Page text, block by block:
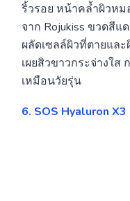
ริ้วรอย หน้าคล้ำผิวห
จาก Rojukiss ขวดสีแ
ผลัดเซลล์ผิวที่ตายแล
เผยสิวขาวกระจ่างใ
เหมือนวัยรุ่น
6. SOS Hyaluron